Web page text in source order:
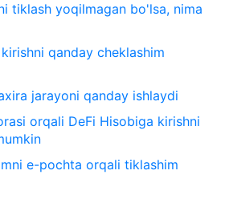
tiklash yoqilmagan bo'lsa, nima
qanday cheklashim
jarayoni qanday ishlaydi
orqali DeFi Hisobiga kirishni
e-pochta orqali tiklashim